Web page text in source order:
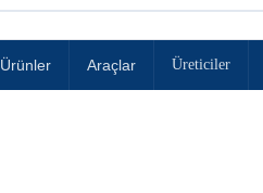
Ürünler Araçlar Üreticiler